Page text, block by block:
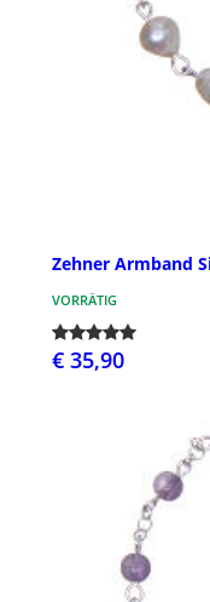
Zehner Armband
VORRÄTIG
€ 35,90